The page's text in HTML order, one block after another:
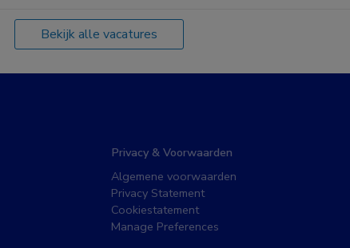
Bekijk alle vacatures
Privacy & Voorwaarden
Algemene voorwaarden
Privacy Statement
Cookiestatement
Manage Preferences